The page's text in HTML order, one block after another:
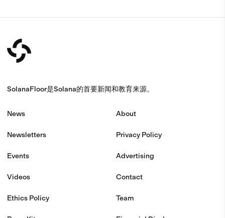
SolanaFloor是Solana的首要新闻和教育来源。
News
Newsletters
Events
Videos
Ethics Policy
About
Privacy Policy
Advertising
Contact
Team